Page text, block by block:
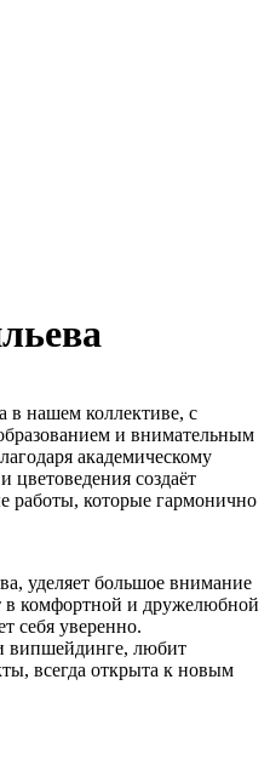
в нашем коллективе, с
и внимательным
академическому
создаёт
работы, которые гармонично
уделяет большое внимание
в комфортной и дружелюбной
себя уверенно.
випшейдинге, любит
всегда открыта к новым